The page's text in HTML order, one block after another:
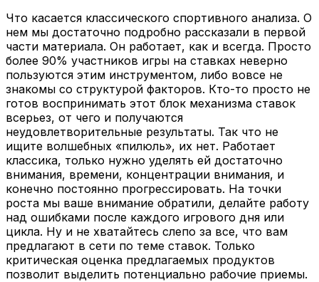
Что касается классического спортивного анализа. О
нем мы достаточно подробно рассказали в первой
части материала. Он работает, как и всегда. Просто
более 90% участников игры на ставках неверно
пользуются этим инструментом, либо вовсе не
знакомы со структурой факторов. Кто-то просто не
готов воспринимать этот блок механизма ставок
всерьез, от чего и получаются
неудовлетворительные результаты. Так что не
ищите волшебных «пилюль», их нет. Работает
классика, только нужно уделять ей достаточно
внимания, времени, концентрации внимания, и
конечно постоянно прогрессировать. На точки
роста мы ваше внимание обратили, делайте работу
над ошибками после каждого игрового дня или
цикла. Ну и не хватайтесь слепо за все, что вам
предлагают в сети по теме ставок. Только
критическая оценка предлагаемых продуктов
позволит выделить потенциально рабочие приемы.